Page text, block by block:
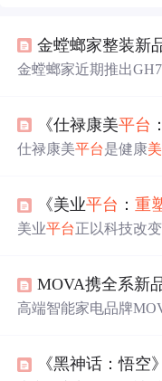
金螳螂家整装新
金螳螂家近期推出
高端配置，满足个性
《仕禄康美平台
仕禄康美平台是健康
动培养用户意识；跨
业化、个性化、科技
《美业平台 ：重
美业平台正以科技改
优化供应链、引入先
务质量，引领 行业革
高端智能家电品牌
完善体系，已布局30
《黑神话：悟